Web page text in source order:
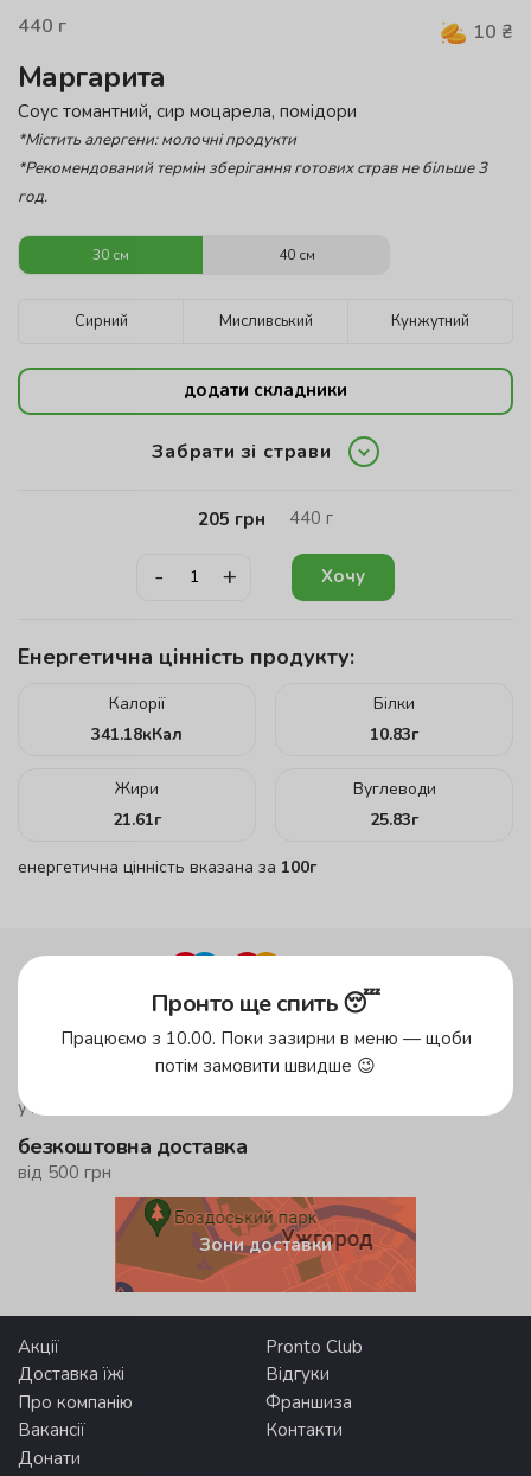
440 г 10 ₴
Маргарита
Соус томантний, сир моцарела, помідори
*Містить алергени: молочні продукти
*Рекомендований термін зберігання готових страв не більше 3
год.
30 см 40 см
Сирний Мисливський Кунжутний
додати складники
Забрати зі страви
205 грн 440 г
- + Хочу
Енергетична цінність продукту:
Калорії
341.18кКал
Білки
10.83г
Жири
21.61г
Вуглеводи
25.83г
енергетична цінність вказана за 100г
у зеленій зоні!
у жовтій зоні
безкоштовна доставка
від 500 грн
Зони доставки
Акції
Pronto Club
Доставка їжі
Відгуки
Про компанію
Франшиза
Вакансії
Контакти
Донати
Пронто ще спить 😴
Працюємо з 10.00. Поки зазирни в меню — щоби
потім замовити швидше 😉